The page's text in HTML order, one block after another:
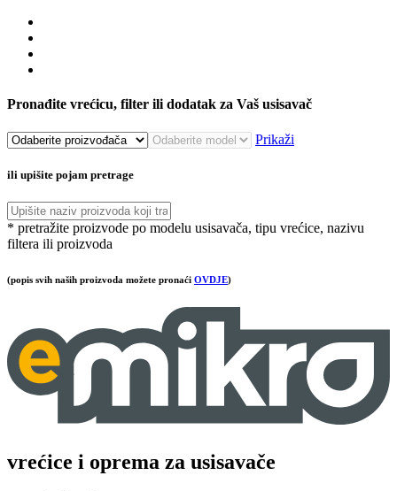
Pronađite vrećicu, filter ili dodatak za Vaš usisavač
Prikaži
ili upišite pojam pretrage
* pretražite proizvode po modelu usisavača, tipu vrećice, nazivu
filtera ili proizvoda
(popis svih naših proizvoda možete pronaći OVDJE)
vrećice i oprema za usisavače